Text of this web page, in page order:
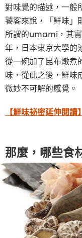
對味覺的描述，一般
饕客來說，「鮮味」
所謂的umami，其
年，日本東京大學
從一碗加了昆布燉煮
味，從此之後，鮮味
微妙不可解的感覺。
【鮮味祕密延伸閱
那麼，哪些食